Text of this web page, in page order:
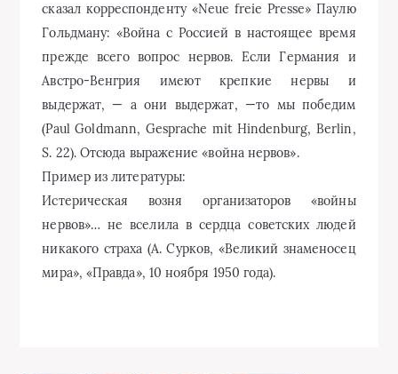
сказал корреспонденту «Neue freie Presse» Паулю
Гольдману: «Война с Россией в настоящее время
прежде всего вопрос нервов. Если Германия и
Австро-Венгрия имеют крепкие нервы и
выдержат, — а они выдержат, —то мы победим
(Paul Goldmann, Gesprache mit Hindenburg, Berlin,
S. 22). Отсюда выражение «война нервов».
Пример из литературы:
Истерическая возня организаторов «войны
нервов»… не вселила в сердца советских людей
никакого страха (А. Сурков, «Великий знаменосец
мира», «Правда», 10 ноября 1950 года).